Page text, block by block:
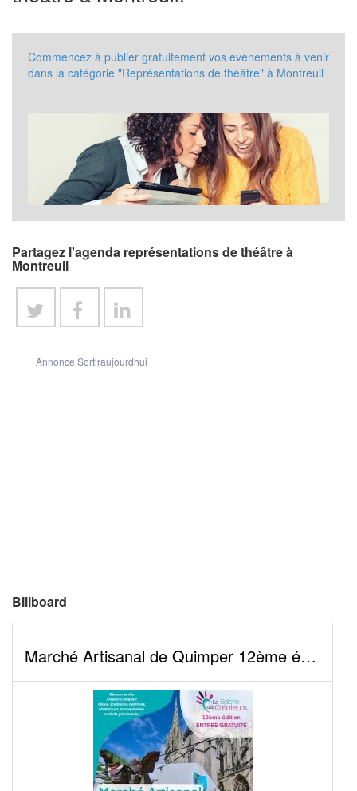
Commencez à publier gratuitement vos événements à venir
dans la catégorie "Représentations de théâtre" à Montreuil
Partagez l'agenda représentations de théâtre à
Montreuil
Annonce Sortiraujourdhui
Billboard
Marché Artisanal de Quimper 12ème édition